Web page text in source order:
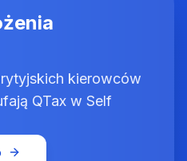
kierowców
QTax w Self